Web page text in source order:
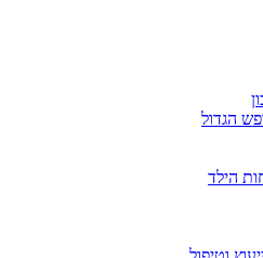
הגדול
הילד